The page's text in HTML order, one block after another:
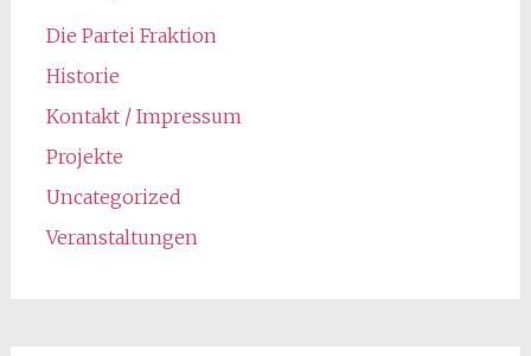
Die Partei Fraktion
Historie
Kontakt / Impressum
Projekte
Uncategorized
Veranstaltungen